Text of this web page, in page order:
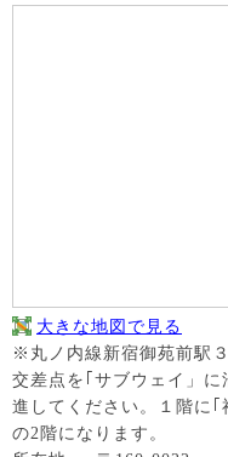
大きな地図で見る
※丸ノ内線新宿御苑前駅
交差点を｢サブウェイ」
進してください。１階に
の2階になります。